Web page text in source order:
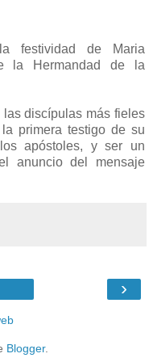
festividad de Maria
la Hermandad de la
discípulas más fieles
primera testigo de su
apóstoles, y ser un
anuncio del mensaje
›
Blogger.